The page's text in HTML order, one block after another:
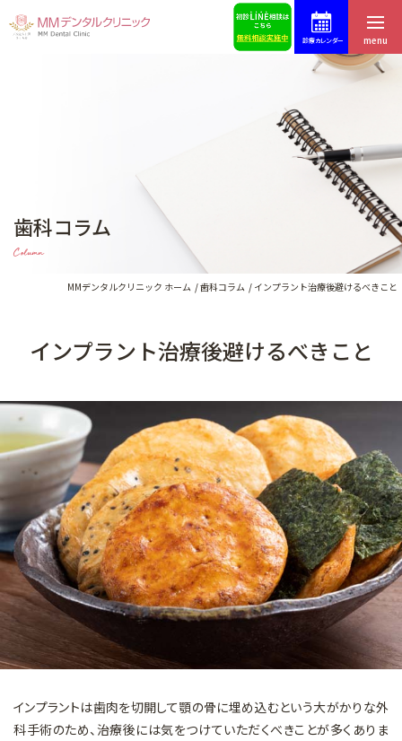
診療カレンダー menu
歯科コラム
Column
MMデンタルクリニック ホーム 歯科コラム インプラント治療後避けるべきこと
インプラント治療後避けるべきこと
インプラントは歯肉を切開して顎の骨に埋め込むという大がかりな外
科手術のため、治療後には気をつけていただくべきことが多くありま
歯科コラム
インプラントによる治療
マイクロスコープを用いた治療
矯正歯科
審美的治療
予防・メインテナンス
一般診療